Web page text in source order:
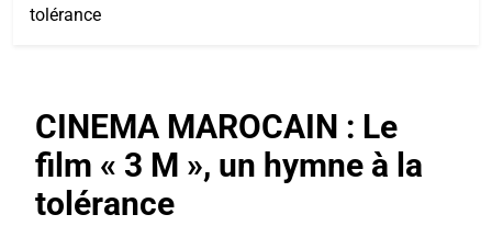
tolérance
CINEMA MAROCAIN : Le
film « 3 M », un hymne à la
tolérance